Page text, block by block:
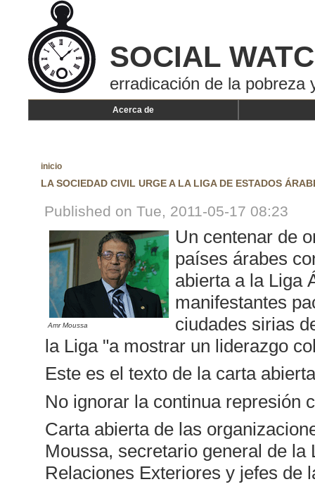
SOCIAL
erradicación de la pobreza
Acerca de
inicio
LA SOCIEDAD CIVIL URGE A LA LIGA DE ESTADOS
Published on Tue, 2011-05-17 08:23
Amr Moussa
Un centenar de
países árabes
abierta a la Liga
manifestantes
ciudades sirias
la Liga "a mostrar un liderazgo
Este es el texto de la carta
No ignorar la continua represión
Carta abierta de las
Moussa, secretario general de
Relaciones Exteriores y jefes de